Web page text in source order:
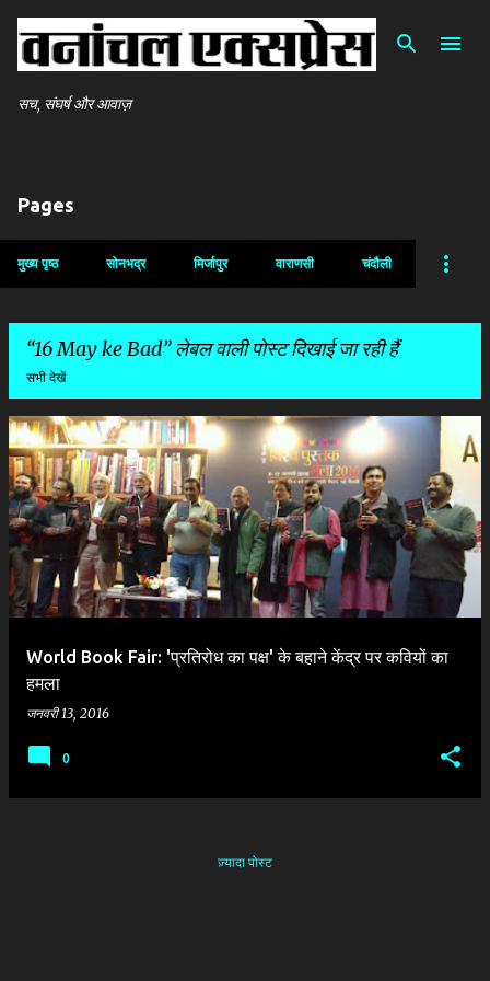
सीधे मुख्य सामग्री पर जाएं
सच, संघर्ष और आवाज़
Pages
मुख्य पृष्ठ सोनभद्र मिर्जापुर वाराणसी चंदौली
16 May ke Bad लेबल वाली पोस्ट दिखाई जा रही हैं
सभी देखें
सं
दे
श
World Book Fair: 'प्रतिरोध का पक्ष' के बहाने केंद्र पर कवियों का
हमला
जनवरी 13, 2016
0
ज़्यादा पोस्ट